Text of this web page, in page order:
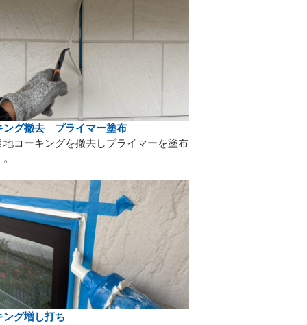
ング撤去 プライマー塗布
地コーキングを撤去しプライマーを塗布
ング増し打ち